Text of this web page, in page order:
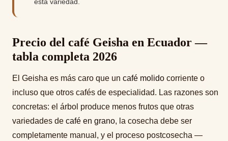
Precio del café Geisha en Ecuador —
tabla completa 2026
El Geisha es más caro que un café molido corriente o
incluso que otros cafés de especialidad. Las razones son
concretas: el árbol produce menos frutos que otras
variedades de café en grano, la cosecha debe ser
completamente manual, y el proceso postcosecha —